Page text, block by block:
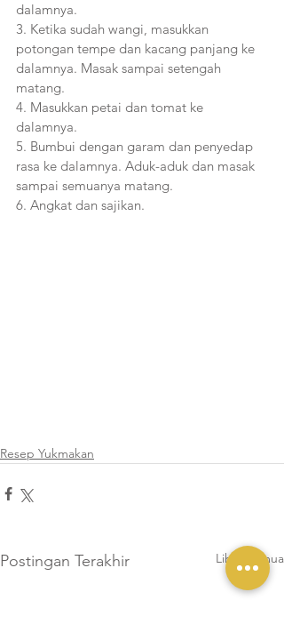
dalamnya.
3. Ketika sudah wangi, masukkan
potongan tempe dan kacang panjang ke
dalamnya. Masak sampai setengah
matang.
4. Masukkan petai dan tomat ke
dalamnya.
5. Bumbui dengan garam dan penyedap
rasa ke dalamnya. Aduk-aduk dan masak
sampai semuanya matang.
6. Angkat dan sajikan.
Resep Yukmakan
Postingan Terakhir Lihat Semua